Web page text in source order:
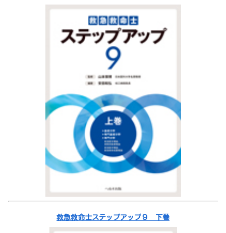
救急救命士ステップアップ９ 下巻